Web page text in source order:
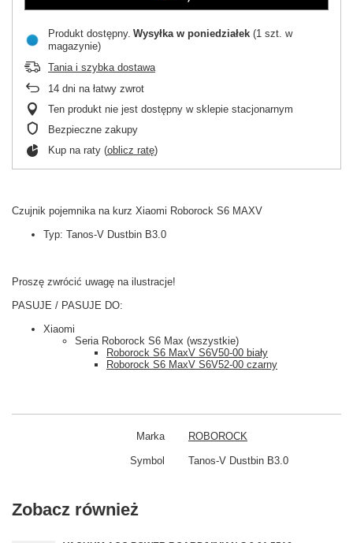
Produkt dostępny Wysyłka w poniedziałek (1 szt. w
magazynie)
Tania i szybka dostawa
14 dni na łatwy zwrot
Ten produkt nie jest dostępny w sklepie stacjonarnym
Bezpieczne zakupy
Kup na raty (oblicz ratę)
Czujnik pojemnika na kurz Xiaomi Roborock S6 MAXV
Typ: Tanos-V Dustbin B3.0
Proszę zwrócić uwagę na ilustracje!
PASUJE / PASUJE DO:
Xiaomi
Seria Roborock S6 Max (wszystkie)
Roborock S6 MaxV S6V50-00 biały
Roborock S6 MaxV S6V52-00 czarny
Marka ROBOROCK
Symbol Tanos-V Dustbin B3.0
Zobacz również